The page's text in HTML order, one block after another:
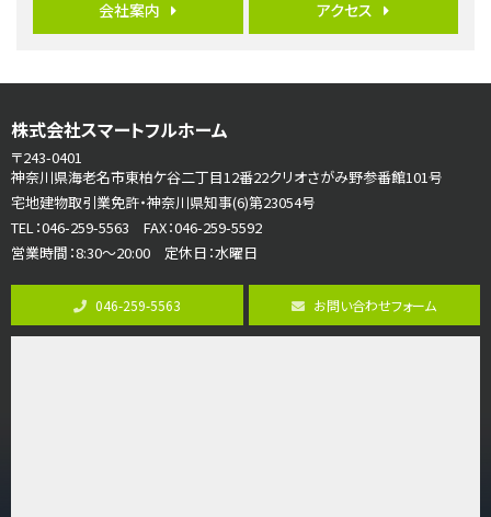
さがみ野駅
古淵駅
バ12分 歩4分
並列２台駐車可。１階はリビングと水まわりをまとめ…
第8位
3,680万円
4ＳＬＤＫ
海老名駅
会社案内 アクセス
株式会社スマートフルホーム
〒243-0401
神奈川県海老名市東柏ケ谷二丁目12番22クリオさがみ野参番館101号
宅地建物取引業免許・神奈川県知事(6)第23054号
TEL：046-259-5563 FAX：046-259-5592
営業時間：8:30～20:00 定休日：水曜日
046-259-5563 お問い合わせフォーム